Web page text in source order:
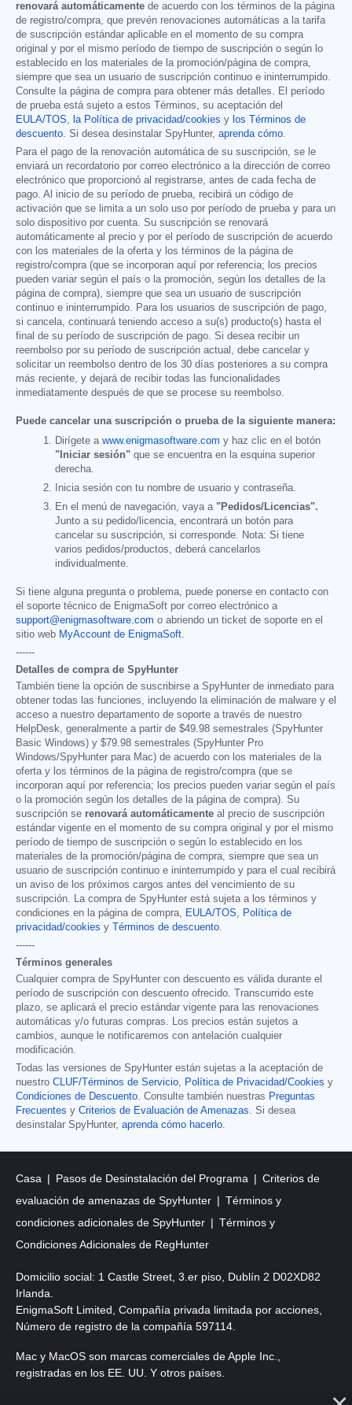
renovará automáticamente de acuerdo con los términos de la página
de registro/compra, que prevén renovaciones automáticas a la tarifa
de suscripción estándar aplicable en el momento de su compra
original y por el mismo período de tiempo de suscripción o según lo
establecido en los materiales de la promoción/página de compra,
siempre que sea un usuario de suscripción continuo e ininterrumpido.
Consulte la página de compra para obtener más detalles. El período
de prueba está sujeto a estos Términos, su aceptación del
EULA/TOS, la Política de privacidad/cookies y los Términos de
descuento. Si desea desinstalar SpyHunter, aprenda cómo.
Para el pago de la renovación automática de su suscripción, se le
enviará un recordatorio por correo electrónico a la dirección de correo
electrónico que proporcionó al registrarse, antes de cada fecha de
pago. Al inicio de su período de prueba, recibirá un código de
activación que se limita a un solo uso por período de prueba y para un
solo dispositivo por cuenta. Su suscripción se renovará
automáticamente al precio y por el período de suscripción de acuerdo
con los materiales de la oferta y los términos de la página de
registro/compra (que se incorporan aquí por referencia; los precios
pueden variar según el país o la promoción, según los detalles de la
página de compra), siempre que sea un usuario de suscripción
continuo e ininterrumpido. Para los usuarios de suscripción de pago,
si cancela, continuará teniendo acceso a su(s) producto(s) hasta el
final de su período de suscripción de pago. Si desea recibir un
reembolso por su período de suscripción actual, debe cancelar y
solicitar un reembolso dentro de los 30 días posteriores a su compra
más reciente, y dejará de recibir todas las funcionalidades
inmediatamente después de que se procese su reembolso.
Puede cancelar una suscripción o prueba de la siguiente manera:
Dirígete a www.enigmasoftware.com y haz clic en el botón
"Iniciar sesión" que se encuentra en la esquina superior
derecha.
Inicia sesión con tu nombre de usuario y contraseña.
En el menú de navegación, vaya a "Pedidos/Licencias".
Junto a su pedido/licencia, encontrará un botón para
cancelar su suscripción, si corresponde. Nota: Si tiene
varios pedidos/productos, deberá cancelarlos
individualmente.
Si tiene alguna pregunta o problema, puede ponerse en contacto con
el soporte técnico de EnigmaSoft por correo electrónico a
support@enigmasoftware.com o abriendo un ticket de soporte en el
sitio web MyAccount de EnigmaSoft.
------
Detalles de compra de SpyHunter
También tiene la opción de suscribirse a SpyHunter de inmediato para
obtener todas las funciones, incluyendo la eliminación de malware y el
acceso a nuestro departamento de soporte a través de nuestro
HelpDesk, generalmente a partir de $49.98 semestrales (SpyHunter
Basic Windows) y $79.98 semestrales (SpyHunter Pro
Windows/SpyHunter para Mac) de acuerdo con los materiales de la
oferta y los términos de la página de registro/compra (que se
incorporan aquí por referencia; los precios pueden variar según el país
o la promoción según los detalles de la página de compra). Su
suscripción se renovará automáticamente al precio de suscripción
estándar vigente en el momento de su compra original y por el mismo
período de tiempo de suscripción o según lo establecido en los
materiales de la promoción/página de compra, siempre que sea un
usuario de suscripción continuo e ininterrumpido y para el cual recibirá
un aviso de los próximos cargos antes del vencimiento de su
suscripción. La compra de SpyHunter está sujeta a los términos y
condiciones en la página de compra, EULA/TOS, Política de
privacidad/cookies y Términos de descuento.
------
Términos generales
Cualquier compra de SpyHunter con descuento es válida durante el
período de suscripción con descuento ofrecido. Transcurrido este
plazo, se aplicará el precio estándar vigente para las renovaciones
automáticas y/o futuras compras. Los precios están sujetos a
cambios, aunque le notificaremos con antelación cualquier
modificación.
Todas las versiones de SpyHunter están sujetas a la aceptación de
nuestro CLUF/Términos de Servicio, Política de Privacidad/Cookies y
Condiciones de Descuento. Consulte también nuestras Preguntas
Frecuentes y Criterios de Evaluación de Amenazas. Si desea
desinstalar SpyHunter, aprenda cómo hacerlo.
Casa Pasos de Desinstalación del Programa
Criterios de
evaluación de amenazas de SpyHunter
Términos y
condiciones adicionales de SpyHunter
Términos y
Condiciones Adicionales de RegHunter
Domicilio social: 1 Castle Street, 3.er piso, Dublín 2 D02XD82
Irlanda.
EnigmaSoft Limited, Compañía privada limitada por acciones,
Número de registro de la compañía 597114.
Mac y MacOS son marcas comerciales de Apple Inc.,
registradas en los EE. UU. Y otros países.